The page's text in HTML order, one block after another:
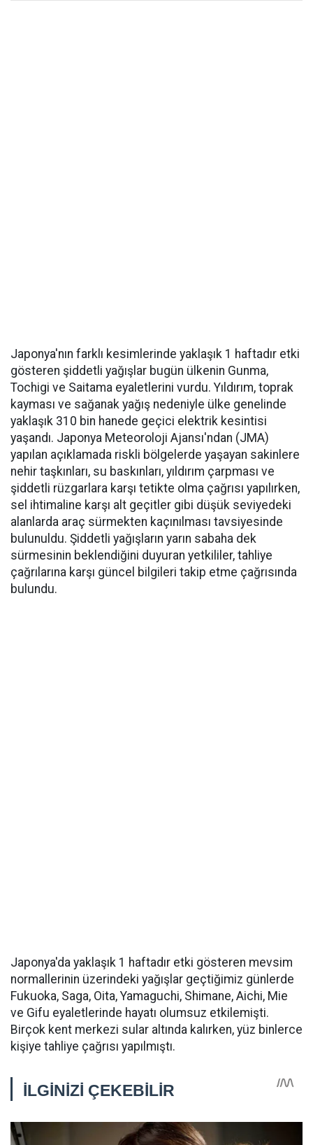
Japonya'nın farklı kesimlerinde yaklaşık 1 haftadır etki
gösteren şiddetli yağışlar bugün ülkenin Gunma,
Tochigi ve Saitama eyaletlerini vurdu. Yıldırım, toprak
kayması ve sağanak yağış nedeniyle ülke genelinde
yaklaşık 310 bin hanede geçici elektrik kesintisi
yaşandı. Japonya Meteoroloji Ajansı'ndan (JMA)
yapılan açıklamada riskli bölgelerde yaşayan sakinlere
nehir taşkınları, su baskınları, yıldırım çarpması ve
şiddetli rüzgarlara karşı tetikte olma çağrısı yapılırken,
sel ihtimaline karşı alt geçitler gibi düşük seviyedeki
alanlarda araç sürmekten kaçınılması tavsiyesinde
bulunuldu. Şiddetli yağışların yarın sabaha dek
sürmesinin beklendiğini duyuran yetkililer, tahliye
çağrılarına karşı güncel bilgileri takip etme çağrısında
bulundu.
Japonya'da yaklaşık 1 haftadır etki gösteren mevsim
normallerinin üzerindeki yağışlar geçtiğimiz günlerde
Fukuoka, Saga, Oita, Yamaguchi, Shimane, Aichi, Mie
ve Gifu eyaletlerinde hayatı olumsuz etkilemişti.
Birçok kent merkezi sular altında kalırken, yüz binlerce
kişiye tahliye çağrısı yapılmıştı.